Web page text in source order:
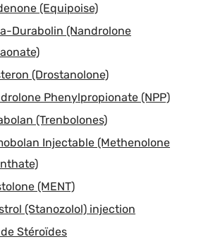
(Equipoise)
Durabolin (Nandrolone
(Drostanolone)
Phenylpropionate (NPP)
(Trenbolones)
Injectable (Methenolone
(MENT)
(Stanozolol) injection
Stéroïdes